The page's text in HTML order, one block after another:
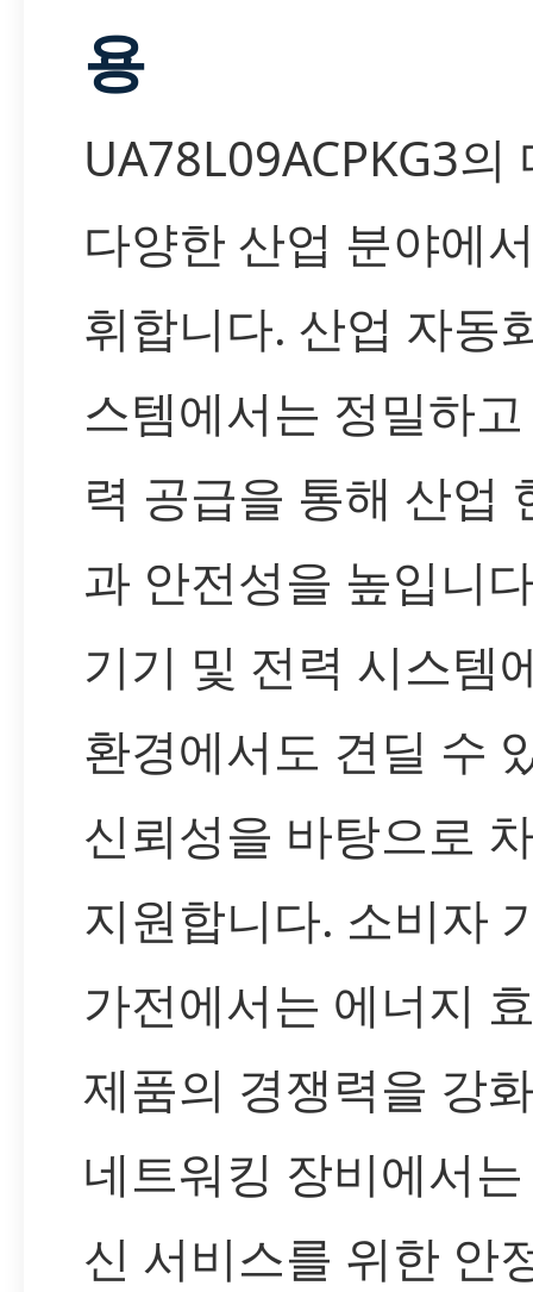
용
UA78L09ACPKG3의
다양한 산업 분야에
휘합니다. 산업 자동
스템에서는 정밀하
력 공급을 통해 산업
과 안전성을 높입니
기기 및 전력 시스템
환경에서도 견딜 수
신뢰성을 바탕으로
지원합니다. 소비자
가전에서는 에너지
제품의 경쟁력을 강
네트워킹 장비에서
신 서비스를 위한 안